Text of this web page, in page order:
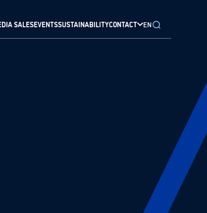
SALESEVENTSSUSTAINABILITYCONTACT EN